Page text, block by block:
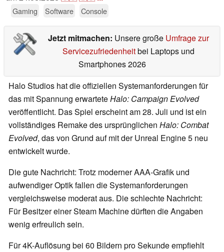
Gaming Software Console
Jetzt mitmachen: Unsere große Umfrage zur
Servicezufriedenheitbei Laptops und
Smartphones 2026
Halo Studios hat die offiziellen Systemanforderungen für
das mit Spannung erwarteteHalo: Campaign Evolved
veröffentlicht. Das Spiel erscheint am 28. Juli und ist ein
vollständiges Remake des ursprünglichen Halo: Combat
Evolved, das von Grund auf mit der Unreal Engine 5 neu
entwickelt wurde.
Die gute Nachricht: Trotz moderner AAA-Grafik und
aufwendiger Optik fallen die Systemanforderungen
vergleichsweise moderat aus. Die schlechte Nachricht:
Für Besitzer einer Steam Machine dürften die Angaben
wenig erfreulich sein.
Für 4K-Auflösung bei 60 Bildern pro Sekunde empfiehlt